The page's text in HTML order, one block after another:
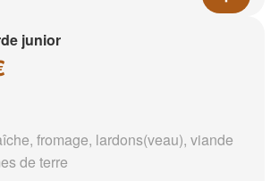
junior
fromage, lardons(veau), viande
de terre